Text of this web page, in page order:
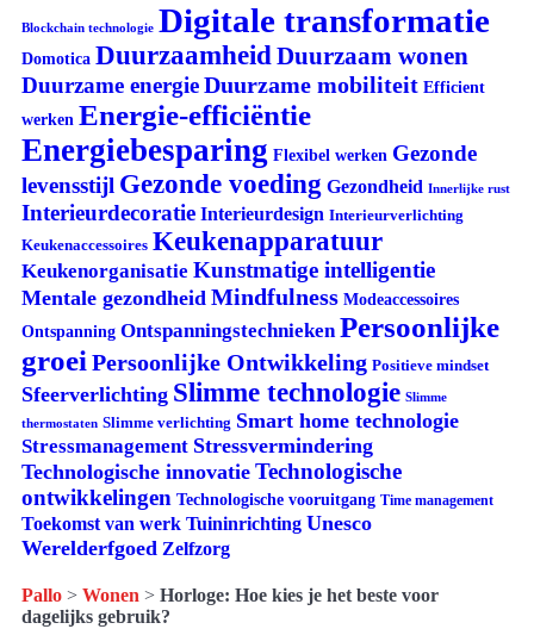
Blockchain technologie Digitale transformatie
Domotica DuurzaamheidDuurzaam wonen
Duurzame energieDuurzame mobiliteit Efficient
werken Energie-efficiëntie
Energiebesparing Flexibel werken Gezonde
levensstijl Gezonde voeding Gezondheid Innerlijke rust
Interieurdecoratie Interieurdesign Interieurverlichting
Keukenaccessoires Keukenapparatuur
Keukenorganisatie Kunstmatige intelligentie
Mentale gezondheid Mindfulness Modeaccessoires
Ontspanning Ontspanningstechnieken Persoonlijke
groei Persoonlijke Ontwikkeling Positieve mindset
Sfeerverlichting Slimme technologie Slimme
thermostaten Slimme verlichting Smart home technologie
Stressmanagement Stressvermindering
Technologische innovatie Technologische
ontwikkelingen Technologische vooruitgang Time management
Toekomst van werk Tuininrichting Unesco
Werelderfgoed Zelfzorg
Pallo > Wonen > Horloge: Hoe kies je het beste voor
dagelijks gebruik?